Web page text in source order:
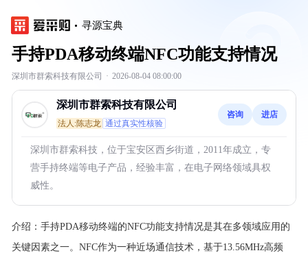
寻源宝典
手持PDA移动终端NFC功能支持情况
深圳市群索科技有限公司 · 2026-08-04 08:00:00
深圳市群索科技有限公司
法人:陈志龙 通过真实性核验
咨询 进店
深圳市群索科技，位于宝安区西乡街道，2011年成立，专
营手持终端等电子产品，经验丰富，在电子网络领域具权
威性。
介绍： 手持PDA移动终端的NFC功能支持情况是其在多领域应用的
关键因素之一。NFC作为一种近场通信技术，基于13.56MHz高频